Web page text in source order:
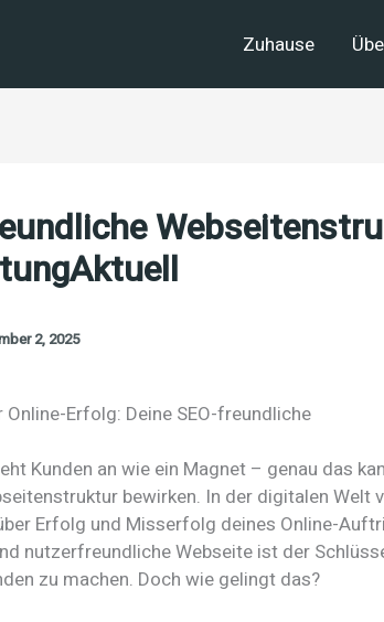
Zuhause
2, 2025
Erfolg: Deine SEO-freundliche
Kunden an wie ein Magnet – genau das
bewirken. In der digitalen Welt
Erfolg und Misserfolg deines Online-
nutzerfreundliche Webseite ist der
zu machen. Doch wie gelingt das?